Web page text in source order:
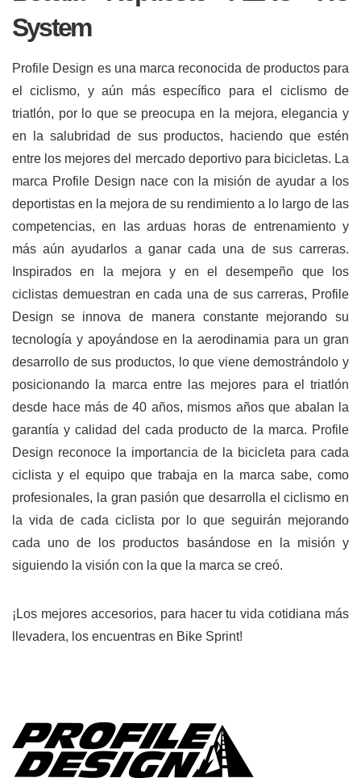
System
Profile Design es una marca reconocida de productos para
el ciclismo, y aún más específico para el ciclismo de
triatlón, por lo que se preocupa en la mejora, elegancia y
en la salubridad de sus productos, haciendo que estén
entre los mejores del mercado deportivo para bicicletas. La
marca Profile Design nace con la misión de ayudar a los
deportistas en la mejora de su rendimiento a lo largo de las
competencias, en las arduas horas de entrenamiento y
más aún ayudarlos a ganar cada una de sus carreras.
Inspirados en la mejora y en el desempeño que los
ciclistas demuestran en cada una de sus carreras, Profile
Design se innova de manera constante mejorando su
tecnología y apoyándose en la aerodinamia para un gran
desarrollo de sus productos, lo que viene demostrándolo y
posicionando la marca entre las mejores para el triatlón
desde hace más de 40 años, mismos años que abalan la
garantía y calidad del cada producto de la marca. Profile
Design reconoce la importancia de la bicicleta para cada
ciclista y el equipo que trabaja en la marca sabe, como
profesionales, la gran pasión que desarrolla el ciclismo en
la vida de cada ciclista por lo que seguirán mejorando
cada uno de los productos basándose en la misión y
siguiendo la visión con la que la marca se creó.
¡Los mejores accesorios, para hacer tu vida cotidiana más
llevadera, los encuentras en Bike Sprint!